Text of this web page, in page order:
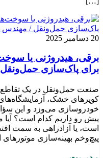
20 دسامبر 2025
برقی، هیدروژنی یا
برای پاک‌سازی
صنعت حمل‌ونقل در یک تقاطع
کویرهای خشک،
خودروسازی می‌وزد و این
پیش رو داریم کدام است؟
است، یا آزادراهی به سمت
پیچ‌وخم بهینه‌سازی موتورهای